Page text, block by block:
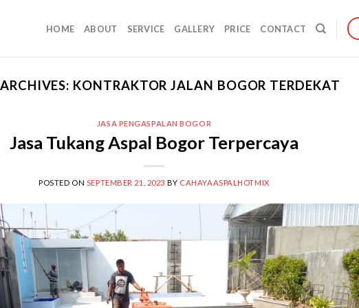
HOME ABOUT SERVICE GALLERY PRICE CONTACT
KONTRAKTOR JALAN BOGOR TERDEKAT
JASA PENGASPALAN BOGOR
Jasa Tukang Aspal Bogor Terpercaya
POSTED ON SEPTEMBER 21, 2023 BY CAHAYAASPALHOTMIX